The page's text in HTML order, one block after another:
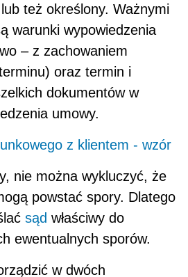
też określony. Ważnymi
warunki wypowiedzenia
– z zachowaniem
oraz termin i
dokumentów w
umowy.
z klientem - wzór
nie można wykluczyć, że
powstać spory. Dlatego
sąd właściwy do
ewentualnych sporów.
w dwóch